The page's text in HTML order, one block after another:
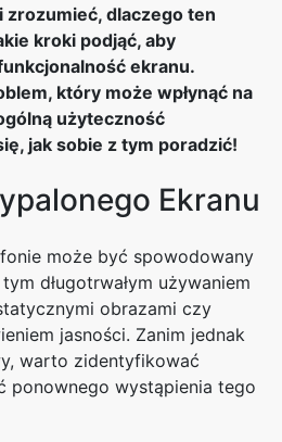
zrozumieć, dlaczego ten
kroki podjąć, aby
ekranu.
który może wpłynąć na
użyteczność
jak sobie z tym poradzić!
Ekranu
może być spowodowany
długotrwałym używaniem
obrazami czy
jasności. Zanim jednak
warto zidentyfikować
ponownego wystąpienia tego